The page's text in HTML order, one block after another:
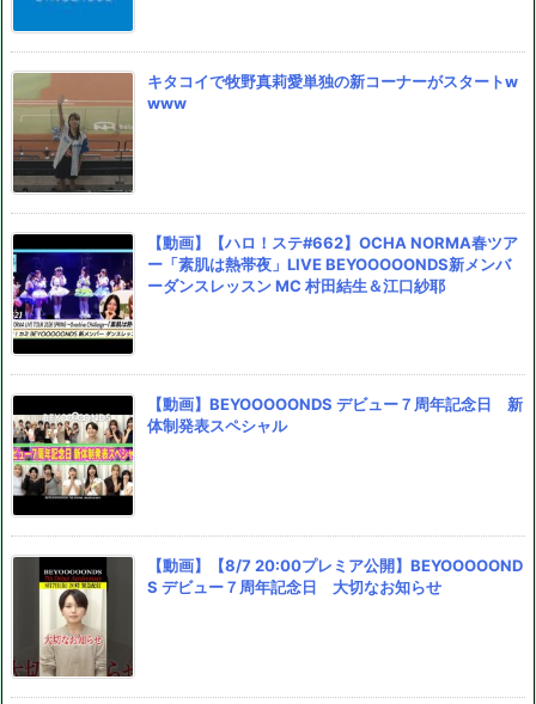
キタコイで牧野真莉愛単独の新コーナーがスタートw
www
【動画】【ハロ！ステ#662】OCHA NORMA春ツア
ー「素肌は熱帯夜」LIVE BEYOOOOONDS新メンバ
ーダンスレッスン MC 村田結生＆江口紗耶
【動画】BEYOOOOONDS デビュー７周年記念日 新
体制発表スペシャル
【動画】【8/7 20:00プレミア公開】BEYOOOOOND
S デビュー７周年記念日 大切なお知らせ